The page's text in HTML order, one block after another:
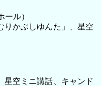
ル）
りかぶしゆんた」、星空
星空ミニ講話、キャンド